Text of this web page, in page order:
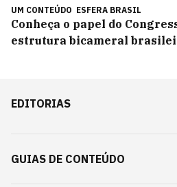
UM CONTEÚDO ESFERA BRASIL
Conheça o papel do
estrutura bicameral
EDITORIAS
GUIAS DE CONTEÚDO